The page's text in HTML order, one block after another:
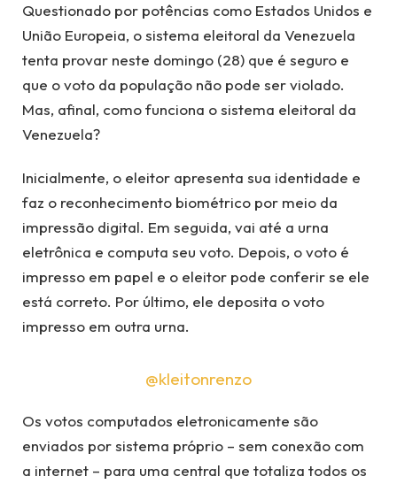
Questionado por potências como Estados Unidos e
União Europeia, o sistema eleitoral da Venezuela
tenta provar neste domingo (28) que é seguro e
que o voto da população não pode ser violado.
Mas, afinal, como funciona o sistema eleitoral da
Venezuela?
Inicialmente, o eleitor apresenta sua identidade e
faz o reconhecimento biométrico por meio da
impressão digital. Em seguida, vai até a urna
eletrônica e computa seu voto. Depois, o voto é
impresso em papel e o eleitor pode conferir se ele
está correto. Por último, ele deposita o voto
impresso em outra urna.
@kleitonrenzo
Os votos computados eletronicamente são
enviados por sistema próprio – sem conexão com
a internet – para uma central que totaliza todos os